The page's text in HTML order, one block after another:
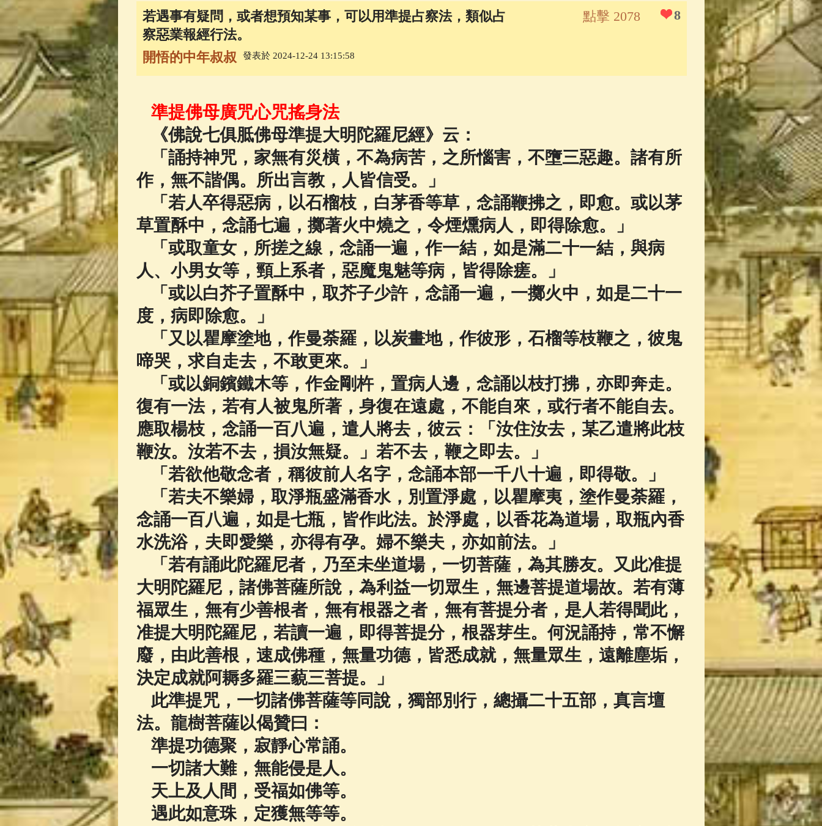
釋迦牟尼佛傳(69) 生活禪(69) 大梵天王（四面佛）感應錄
善財童子五十三參(57) 觀世音菩薩普門品
若遇事有疑問，或者想預知某事，可以用準提占察法，類似占
察惡業報經行法。
8
點擊 2078
開悟的中年叔叔 發表於 2024-12-24 13:15:58
準提佛母廣咒心咒搖身法
《佛說七俱胝佛母準提大明陀羅尼經》云：
「誦持神咒，家無有災橫，不為病苦，之所惱害，不墮三惡趣。諸有所
作，無不諧偶。所出言教，人皆信受。」
「若人卒得惡病，以石榴枝，白茅香等草，念誦鞭拂之，即愈。或以茅
草置酥中，念誦七遍，擲著火中燒之，令煙燻病人，即得除愈。」
「或取童女，所搓之線，念誦一遍，作一結，如是滿二十一結，與病
人、小男女等，頸上系者，惡魔鬼魅等病，皆得除瘥。」
「或以白芥子置酥中，取芥子少許，念誦一遍，一擲火中，如是二十一
度，病即除愈。」
「又以瞿摩塗地，作曼荼羅，以炭畫地，作彼形，石榴等枝鞭之，彼鬼
啼哭，求自走去，不敢更來。」
「或以銅鑌鐵木等，作金剛杵，置病人邊，念誦以枝打拂，亦即奔走。
復有一法，若有人被鬼所著，身復在遠處，不能自來，或行者不能自去。
應取楊枝，念誦一百八遍，遣人將去，彼云：「汝住汝去，某乙遣將此枝
鞭汝。汝若不去，損汝無疑。」若不去，鞭之即去。」
「若欲他敬念者，稱彼前人名字，念誦本部一千八十遍，即得敬。」
「若夫不樂婦，取淨瓶盛滿香水，別置淨處，以瞿摩夷，塗作曼荼羅，
念誦一百八遍，如是七瓶，皆作此法。於淨處，以香花為道場，取瓶內香
水洗浴，夫即愛樂，亦得有孕。婦不樂夫，亦如前法。」
「若有誦此陀羅尼者，乃至未坐道場，一切菩薩，為其勝友。又此准提
大明陀羅尼，諸佛菩薩所說，為利益一切眾生，無邊菩提道場故。若有薄
福眾生，無有少善根者，無有根器之者，無有菩提分者，是人若得聞此，
准提大明陀羅尼，若讀一遍，即得菩提分，根器芽生。何況誦持，常不懈
廢，由此善根，速成佛種，無量功德，皆悉成就，無量眾生，遠離塵垢，
決定成就阿耨多羅三藐三菩提。」
此準提咒，一切諸佛菩薩等同說，獨部別行，總攝二十五部，真言壇
法。龍樹菩薩以偈贊曰：
準提功德聚，寂靜心常誦。
一切諸大難，無能侵是人。
天上及人間，受福如佛等。
遇此如意珠，定獲無等等。